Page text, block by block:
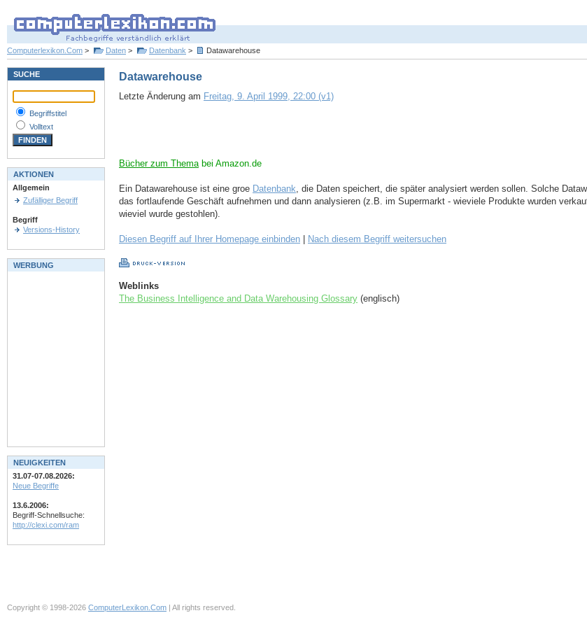
Computerlexikon.Com > Daten > Datenbank > Datawarehouse
Datawarehouse
Letzte Änderung am Freitag, 9. April 1999, 22:00 (v1)
Bücher zum Themabei Amazon.de
Ein Datawarehouse ist eine groe Datenbank, die Daten speichert, die später analysiert werden sollen. Solche
das fortlaufende Geschäft aufnehmen und dann analysieren (z.B. im Supermarkt - wieviele Produkte wurden
wieviel wurde gestohlen).
Diesen Begriff auf Ihrer Homepage einbinden Nach diesem Begriff weitersuchen
Weblinks
The Business Intelligence and Data Warehousing Glossary (englisch)
SUCHE
Begriffstitel
Volltext
AKTIONEN
Allgemein
Zufälliger Begriff
Begriff
Versions-History
WERBUNG
NEUIGKEITEN
31.07-07.08.2026:
Neue Begriffe
13.6.2006:
Begriff-Schnellsuche:
http://clexi.com/ram
Copyright © 1998-2026 ComputerLexikon.Com | All rights reserved.